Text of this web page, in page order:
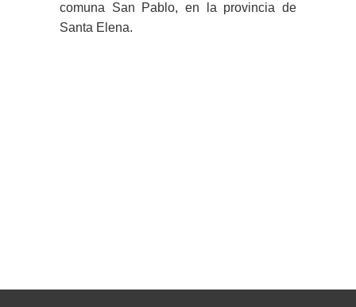
comuna San Pablo, en la provincia de
Santa Elena.